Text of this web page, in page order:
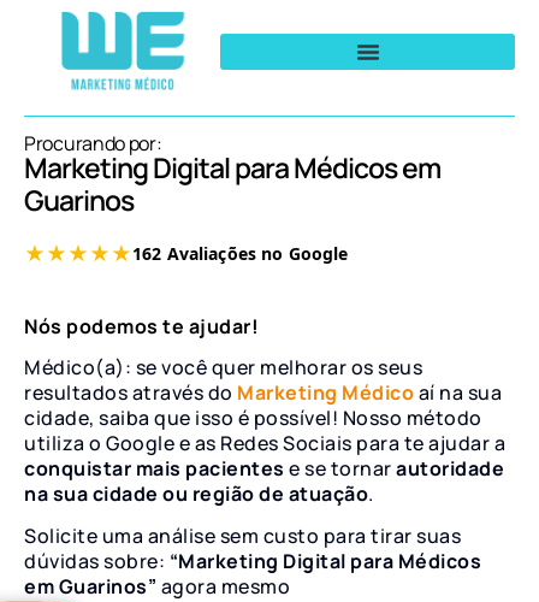
Procurando por:
Marketing Digital para Médicos em
Guarinos
Nós podemos te ajudar!
Médico(a): se você quer melhorar os seus
resultados através do Marketing Médicoaí na sua
cidade, saiba que isso é possível! Nosso método
utiliza o Google e as Redes Sociais para te ajudar a
conquistar mais pacientes e se tornarautoridade
na sua cidade ou região de atuação.
Solicite uma análise sem custo para tirar suas
dúvidas sobre: “Marketing Digital para Médicos
em Guarinos” agora mesmo